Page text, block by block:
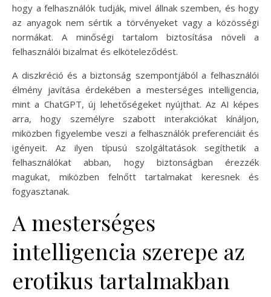
hogy a felhasználók tudják, mivel állnak szemben, és hogy
az anyagok nem sértik a törvényeket vagy a közösségi
normákat. A minőségi tartalom biztosítása növeli a
felhasználói bizalmat és elköteleződést.
A diszkréció és a biztonság szempontjából a felhasználói
élmény javítása érdekében a mesterséges intelligencia,
mint a ChatGPT, új lehetőségeket nyújthat. Az AI képes
arra, hogy személyre szabott interakciókat kínáljon,
miközben figyelembe veszi a felhasználók preferenciáit és
igényeit. Az ilyen típusú szolgáltatások segíthetik a
felhasználókat abban, hogy biztonságban érezzék
magukat, miközben felnőtt tartalmakat keresnek és
fogyasztanak.
A mesterséges
intelligencia szerepe az
erotikus tartalmakban